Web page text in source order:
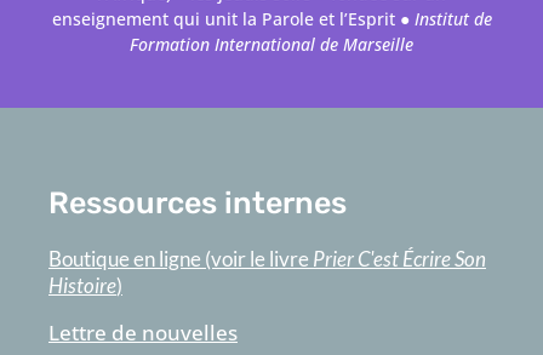
enseignement qui unit la Parole et l’Esprit ● Institut de
Formation International de Marseille
Ressources internes
Boutique en ligne (voir le livre Prier C'est Écrire Son
Histoire)
Lettre de nouvelles